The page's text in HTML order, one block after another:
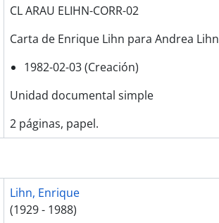
CL ARAU ELIHN-CORR-02
Carta de Enrique Lihn para Andrea Lihn
1982-02-03 (Creación)
Unidad documental simple
2 páginas, papel.
Lihn, Enrique
(1929 - 1988)